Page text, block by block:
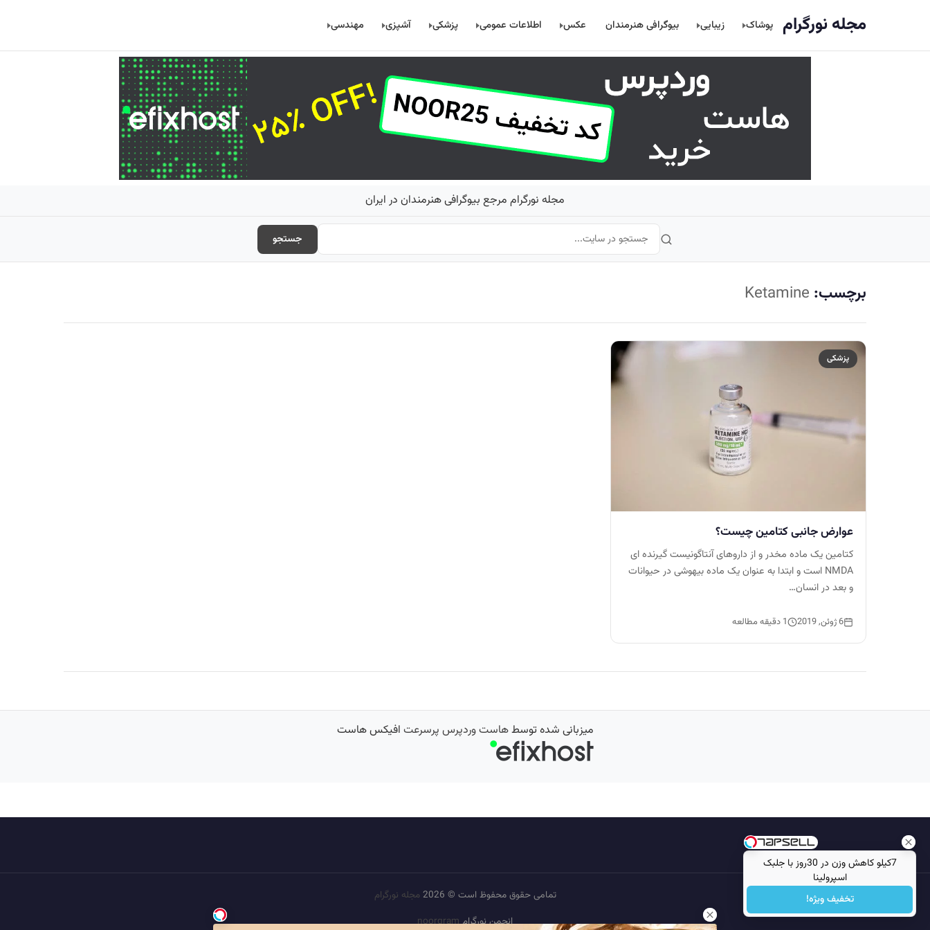
7کیلو کاهش وزن در 30روز با جلبک
اسپرولینا
تخفیف ویژه!
مجله نورگرام پوشاک زیبایی بیوگرافی هنرمندان عکس اطلاعات عمومی پزشکی آشپزی مهندسی
مجله نورگرام مرجع بیوگرافی هنرمندان در ایران
جستجو
برچسب: Ketamine
پزشکی
عوارض جانبی کتامین چیست؟
کتامین یک ماده مخدر و از داروهای آنتاگونیست گیرنده ای
NMDA است و ابتدا به عنوان یک ماده بیهوشی در حیوانات
و بعد در انسان…
6 ژوئن, 2019 1 دقیقه مطالعه
میزبانی شده توسطهاست وردپرس پرسرعت افیکس هاست
تمامی حقوق محفوظ است © 2026
مجله نورگرام
انجمن نورگرامnoorgram